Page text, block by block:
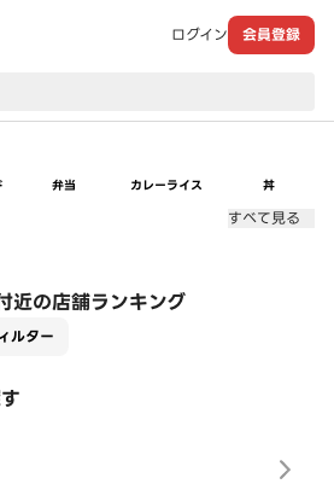
ログイン 会員登録
弁当 カレーライス 丼
すべて見る
近の店舗ランキング
ルター